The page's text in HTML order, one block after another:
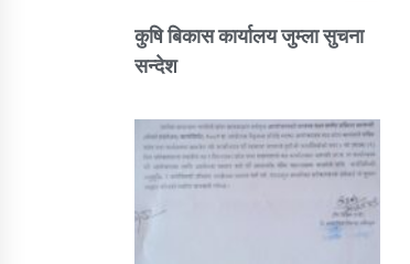
कुषि बिकास कार्यालय जुम्ला सुचना
सन्देश